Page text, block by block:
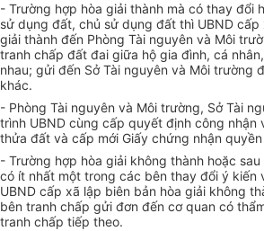
- Trường hợp hòa giải thành mà có thay đổi
sử dụng đất, chủ sử dụng đất thì UBND cấp
giải thành đến Phòng Tài nguyên và Môi
tranh chấp đất đai giữa hộ gia đình, cá
nhau; gửi đến Sở Tài nguyên và Môi trường
khác.
- Phòng Tài nguyên và Môi trường, Sở Tài
trình UBND cùng cấp quyết định công nhận
thửa đất và cấp mới Giấy chứng nhận
- Trường hợp hòa giải không thành hoặc
có ít nhất một trong các bên thay đổi ý kiến
UBND cấp xã lập biên bản hòa giải không
bên tranh chấp gửi đơn đến cơ quan có
tranh chấp tiếp theo.